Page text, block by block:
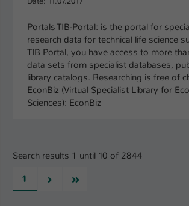
Portals TIB-Portal: is the portal for
research data for technical life science
TIB Portal, you have access to more
data sets from specialist databases,
library catalogs. Researching is free of
EconBiz (Virtual Specialist Library for
Sciences): EconBiz
Search results 1 until 10 of 2844
1
Last